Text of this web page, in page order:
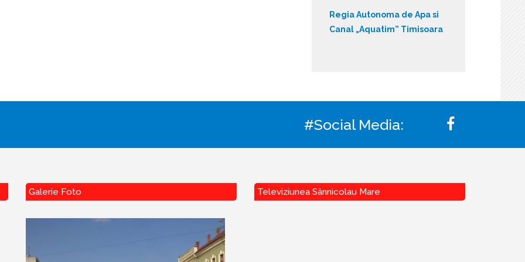
Regia Autonoma de Apa si
Canal „Aquatim” Timisoara
#Social Media:
Galerie Foto Televiziunea Sânnicolau Mare